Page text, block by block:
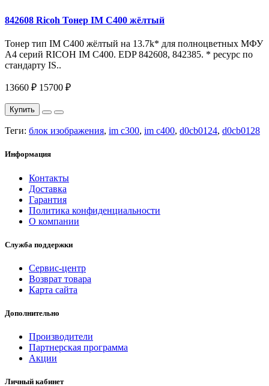
842608 Ricoh Тонер IM C400 жёлтый
Тонер тип IM C400 жёлтый на 13.7k* для полноцветных МФУ
A4 серий RICOH IM С400. EDP 842608, 842385. * ресурс по
стандарту IS..
13660 ₽ 15700 ₽
Купить
Теги: блок изображения, im c300, im c400, d0cb0124, d0cb0128
Информация
Контакты
Доставка
Гарантия
Политика конфиденциальности
О компании
Служба поддержки
Сервис-центр
Возврат товара
Карта сайта
Дополнительно
Производители
Партнерская программа
Акции
Личный кабинет